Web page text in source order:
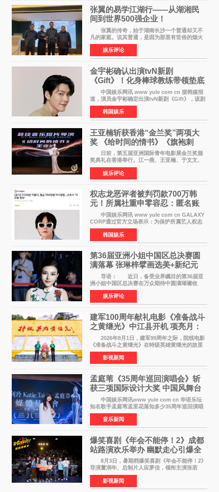
张翼的易学江湖行——从湖湘民
间到世界500强企业！
张翼的传奇，始于湖南长沙一个普通却又不
凡的家庭。说其普通，是因为那里有世俗的烟火
气；说其不凡，是因为家中有一位洞悉天地玄机
的长者——他的爷爷。作为当地的风水师，爷爷
是张翼走进易学
娱乐评论
金宇彬确认出演tvN新剧
《Gift》！化身棒球教练带领垫底
球队逆袭
中国娱乐网讯 www yule com cn 据韩媒报
道，演员金宇彬确定出演tvN新剧《Gift》，该剧
预计将于下半年播出，引发观众高度期待。
本剧改编自同名网络漫画，讲述一位经历意外事
故后获得特殊
韩国娱乐
王亚楠斩获香港“金兰奖”两项大
奖 《给时间的情书》《旗袍刺
客》双双获肯定
日前，第五届亚洲国际青年电影展金兰奖颁
奖典礼在香港举行。江一燕、王亚楠、于文文、
李东学等知名演员出席活动。著名演员、导演王
亚楠凭借音乐故事片《给时间的情书》和院线电
影《旗袍刺客》
娱乐评论
权志龙恶评者被判罚款700万韩
元！所属社重申零容忍：匿名账
号也难逃刑责
中国娱乐网讯 www yule com cn GALAXY
CORP通过官方立场表示：为保护所属艺人权志
龙的名誉和权益，将持续对网络上发生的名誉损
害、散布虚假事实、侮辱、恶意诽谤等行为采取
法律应对措施。
韩国娱乐
第36届亚洲小姐中国区总决赛圆
满落幕 张琳梓擘画选美+新纪元
导语： 近日，备受业界瞩目的第36届亚
洲小姐中国区总决赛在万众期待中圆满璀璨收
官。整场盛典汇聚万千芳华，不仅完成了新一届
美丽代言人的加冕选拔，更在行业发展层面带来
颠覆性突破。活动
娱乐评论
建军100周年献礼电影《准备战斗
之黄继光》中江县开机 项亮月：
以光影为笔，书写英雄赞歌
2026年8月1日，建军99周年之际，院线电影
《准备战斗之黄继光》在特级英雄黄继光的故里
——四川省德阳市中江县黄继光出生地正式开
机。本片出品人、总制片人项亮月主持开机仪
式，&zwnj;特级英雄
影视新闻
孟庭苇《35周年巡回演唱会》斩
获三项国际设计大奖 中国风舞台
美学获全球认可
中国娱乐网讯www yule com cn 华语乐坛
知名歌手孟庭苇孟里花落知多少35周年巡回演唱
会再传喜讯。该演唱会先后荣获美国MUSE
Creative Awards白金奖（Platinum Winner）、
英国London Design
音乐新闻
爆笑喜剧《年会不能停！2》成都
站路演欢乐举办 幽默走心引爆全
场共鸣
8月3日，暑期档爆笑喜剧《年会不能停！2》
导演董润年、总制片人应萝佳，领衔主演张若
昀、白客，惊喜出演庄达菲，特别主演孙艺洲，
特别出演田雨，友情出演欧阳奋强出席成都路
演，与观众近距离互
影视新闻